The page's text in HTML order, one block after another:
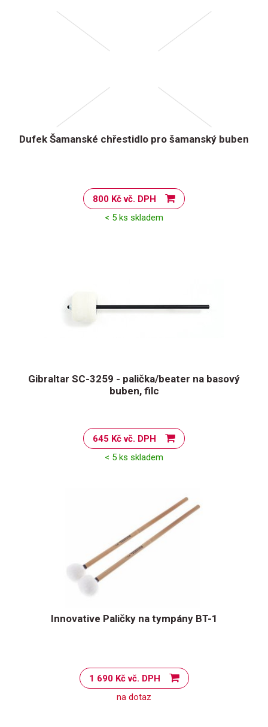
Dufek Šamanské chřestidlo pro šamanský buben
800 Kč vč. DPH
< 5 ks skladem
Gibraltar SC-3259 - palička/beater na basový
buben, filc
645 Kč vč. DPH
< 5 ks skladem
Innovative Paličky na tympány BT-1
1 690 Kč vč. DPH
na dotaz